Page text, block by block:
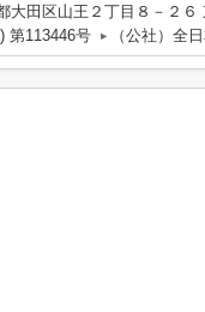
大田区山王２丁目８－２６
第113446号 （公社）全